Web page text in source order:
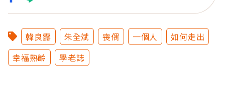
韓良露 朱全斌 喪偶 一個人
如何走出
幸福熟齡
學老誌